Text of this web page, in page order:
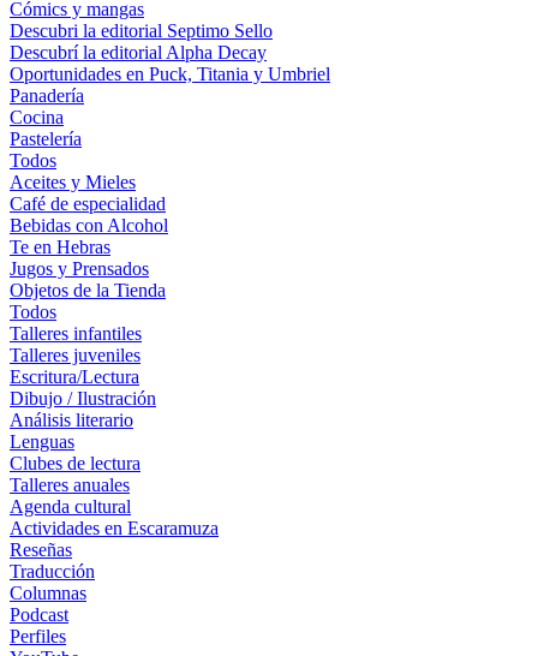
Cómics y mangas
Descubri la editorial Septimo Sello
Descubrí la editorial Alpha Decay
Oportunidades en Puck, Titania y Umbriel
Panadería
Cocina
Pastelería
Todos
Aceites y Mieles
Café de especialidad
Bebidas con Alcohol
Te en Hebras
Jugos y Prensados
Objetos de la Tienda
Todos
Talleres infantiles
Talleres juveniles
Escritura/Lectura
Dibujo / Ilustración
Análisis literario
Lenguas
Clubes de lectura
Talleres anuales
Agenda cultural
Actividades en Escaramuza
Reseñas
Traducción
Columnas
Podcast
Perfiles